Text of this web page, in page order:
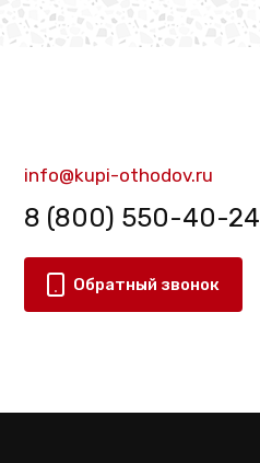
info@kupi-othodov.ru
8 (800) 550-40-24
Обратный звонок